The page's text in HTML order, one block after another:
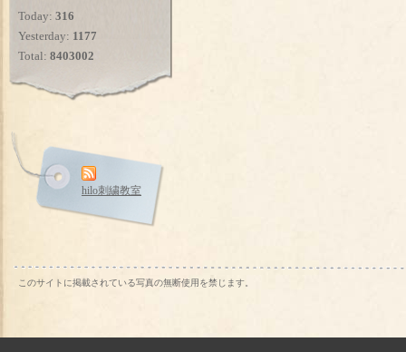
Today: 316
Yesterday: 1177
Total: 8403002
hilo刺繍教室
このサイトに掲載されている写真の無断使用を禁じます。